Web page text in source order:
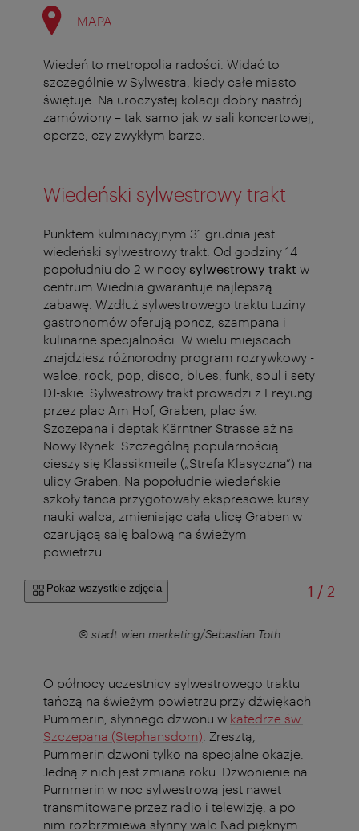
MAPA
Wiedeń to metropolia radości. Widać to
szczególnie w Sylwestra, kiedy całe miasto
świętuje. Na uroczystej kolacji dobry nastrój
zamówiony – tak samo jak w sali koncertowej,
operze, czy zwykłym barze.
Wiedeński sylwestrowy trakt
Punktem kulminacyjnym 31 grudnia jest
wiedeński sylwestrowy trakt. Od godziny 14
popołudniu do 2 w nocy sylwestrowy trakt w
centrum Wiednia gwarantuje najlepszą
zabawę. Wzdłuż sylwestrowego traktu tuziny
gastronomów oferują poncz, szampana i
kulinarne specjalności. W wielu miejscach
znajdziesz różnorodny program rozrywkowy -
walce, rock, pop, disco, blues, funk, soul i sety
DJ-skie. Sylwestrowy trakt prowadzi z Freyung
przez plac Am Hof, Graben, plac św.
Szczepana i deptak Kärntner Strasse aż na
Nowy Rynek. Szczególną popularnością
cieszy się Klassikmeile („Strefa Klasyczna”) na
ulicy Graben. Na popołudnie wiedeńskie
szkoły tańca przygotowały ekspresowe kursy
nauki walca, zmieniając całą ulicę Graben w
czarującą salę balową na świeżym
powietrzu.
Pokaż wszystkie zdjęcia 1 /od
2
© stadt wien marketing/Sebastian Toth
O północy uczestnicy sylwestrowego traktu
tańczą na świeżym powietrzu przy dźwiękach
Pummerin, słynnego dzwonu w katedrze św.
Szczepana (Stephansdom) . Zresztą,
Pummerin dzwoni tylko na specjalne okazje.
Jedną z nich jest zmiana roku. Dzwonienie na
Pummerin w noc sylwestrową jest nawet
transmitowane przez radio i telewizję, a po
nim rozbrzmiewa słynny walc Nad pięknym